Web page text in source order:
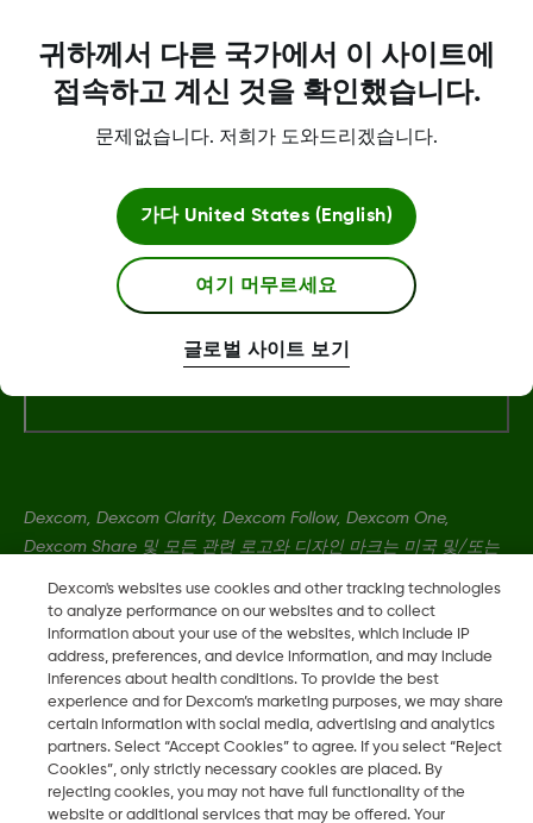
MAT-13808
Dexcom, Dexcom Clarity, Dexcom Follow, Dexcom One,
Dexcom Share 및 모든 관련 로고와 디자인 마크는 미국 및/또는
MAT-1912, LBL-1004350 Rev001 •MAT-13808
2026 Dexcom, Inc. 모든 권리 보유.
귀하께서 다른 국가에서 이 사이트에
접속하고 계신 것을 확인했습니다.
문제없습니다. 저희가 도와드리겠습니다.
가다 United States (English)
여기 머무르세요
글로벌 사이트 보기
Dexcom's websites use cookies and other tracking technologies
to analyze performance on our websites and to collect
information about your use of the websites, which include IP
address, preferences, and device information, and may include
inferences about health conditions. To provide the best
experience and for Dexcom’s marketing purposes, we may share
certain information with social media, advertising and analytics
partners. Select “Accept Cookies” to agree. If you select “Reject
Cookies”, only strictly necessary cookies are placed. By
rejecting cookies, you may not have full functionality of the
website or additional services that may be offered. Your